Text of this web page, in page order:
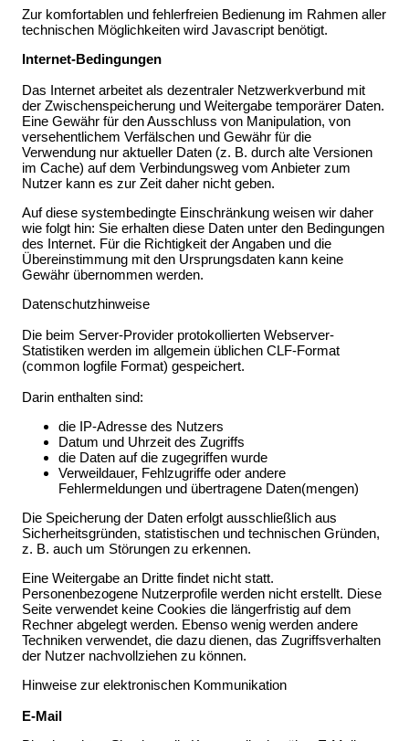
Zur komfortablen und fehlerfreien Bedienung im Rahmen aller
technischen Möglichkeiten wird Javascript benötigt.
Internet-Bedingungen
Das Internet arbeitet als dezentraler Netzwerkverbund mit
der Zwischenspeicherung und Weitergabe temporärer Daten.
Eine Gewähr für den Ausschluss von Manipulation, von
versehentlichem Verfälschen und Gewähr für die
Verwendung nur aktueller Daten (z. B. durch alte Versionen
im Cache) auf dem Verbindungsweg vom Anbieter zum
Nutzer kann es zur Zeit daher nicht geben.
Auf diese systembedingte Einschränkung weisen wir daher
wie folgt hin: Sie erhalten diese Daten unter den Bedingungen
des Internet. Für die Richtigkeit der Angaben und die
Übereinstimmung mit den Ursprungsdaten kann keine
Gewähr übernommen werden.
Datenschutzhinweise
Die beim Server-Provider protokollierten Webserver-
Statistiken werden im allgemein üblichen CLF-Format
(common logfile Format) gespeichert.
Darin enthalten sind:
die IP-Adresse des Nutzers
Datum und Uhrzeit des Zugriffs
die Daten auf die zugegriffen wurde
Verweildauer, Fehlzugriffe oder andere
Fehlermeldungen und übertragene Daten(mengen)
Die Speicherung der Daten erfolgt ausschließlich aus
Sicherheitsgründen, statistischen und technischen Gründen,
z. B. auch um Störungen zu erkennen.
Eine Weitergabe an Dritte findet nicht statt.
Personenbezogene Nutzerprofile werden nicht erstellt. Diese
Seite verwendet keine Cookies die längerfristig auf dem
Rechner abgelegt werden. Ebenso wenig werden andere
Techniken verwendet, die dazu dienen, das Zugriffsverhalten
der Nutzer nachvollziehen zu können.
Hinweise zur elektronischen Kommunikation
E-Mail